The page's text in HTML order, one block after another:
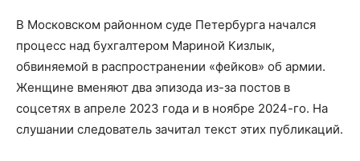
В Московском районном суде Петербурга начался
процесс над бухгалтером Мариной Кизлык,
обвиняемой в распространении «фейков» об армии.
Женщине вменяют два эпизода из-за постов в
соцсетях в апреле 2023 года и в ноябре 2024-го. На
слушании следователь зачитал текст этих публикаций.